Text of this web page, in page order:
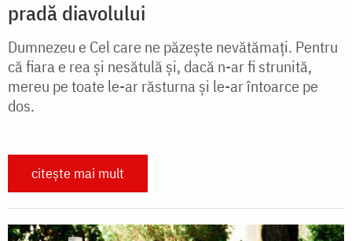
pradă diavolului
Dumnezeu e Cel care ne păzește nevătămați. Pentru
că fiara e rea și nesătulă și, dacă n-ar fi strunită,
mereu pe toate le-ar răsturna și le-ar întoarce pe
dos.
citește mai mult